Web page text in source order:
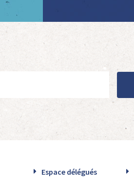
Espace délégués